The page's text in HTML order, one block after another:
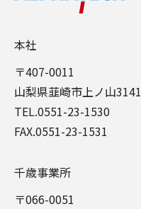
本社
〒407-0011
山梨県韮崎市上ノ山3141
TEL.0551-23-1530
FAX.0551-23-1531
千歳事業所
〒066-0051